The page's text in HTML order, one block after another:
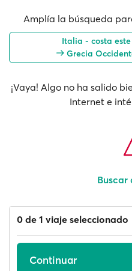
Amplía la búsqueda
Italia - costa
Grecia
¡Vaya! Algo no ha salido
Internet e
Buscar
0 de 1 viaje seleccionado
Continuar